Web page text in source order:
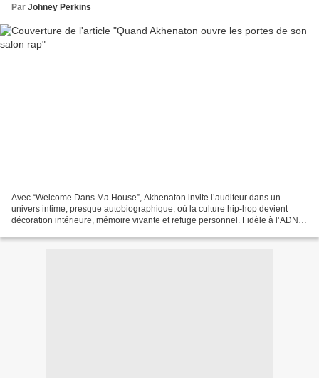
Par Johney Perkins
Avec “Welcome Dans Ma House”, Akhenaton invite l’auditeur dans un
univers intime, presque autobiographique, où la culture hip-hop devient
décoration intérieure, mémoire vivante et refuge personnel. Fidèle à l’ADN